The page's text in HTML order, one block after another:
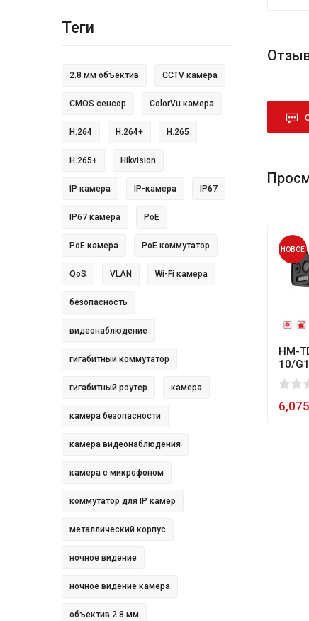
НОВОЕ
HM-
10/
0 80
Теги
2.8 мм объектив CCTV камера
CMOS сенсор ColorVu камера
H.264 H.264+ H.265
H.265+ Hikvision
IP камера IP-камера IP67
IP67 камера PoE
PoE камера PoE коммутатор
QoS VLAN Wi-Fi камера
безопасность
видеонаблюдение
гигабитный коммутатор
гигабитный роутер камера
камера безопасности
камера видеонаблюдения
камера с микрофоном
коммутатор для IP камер
металлический корпус
ночное видение
ночное видение камера
объектив 2.8 мм